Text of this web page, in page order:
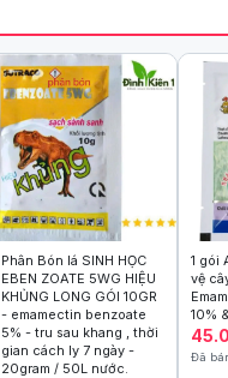
Phân Bón lá SINH HỌC
EBEN ZOATE 5WG HIỆU
KHỦNG LONG GÓI 10GR
- emamectin benzoate
5% - tru sau khang , thời
gian cách ly 7 ngày -
20gram / 50L nước.
1 gói
vệ
10%
Đã